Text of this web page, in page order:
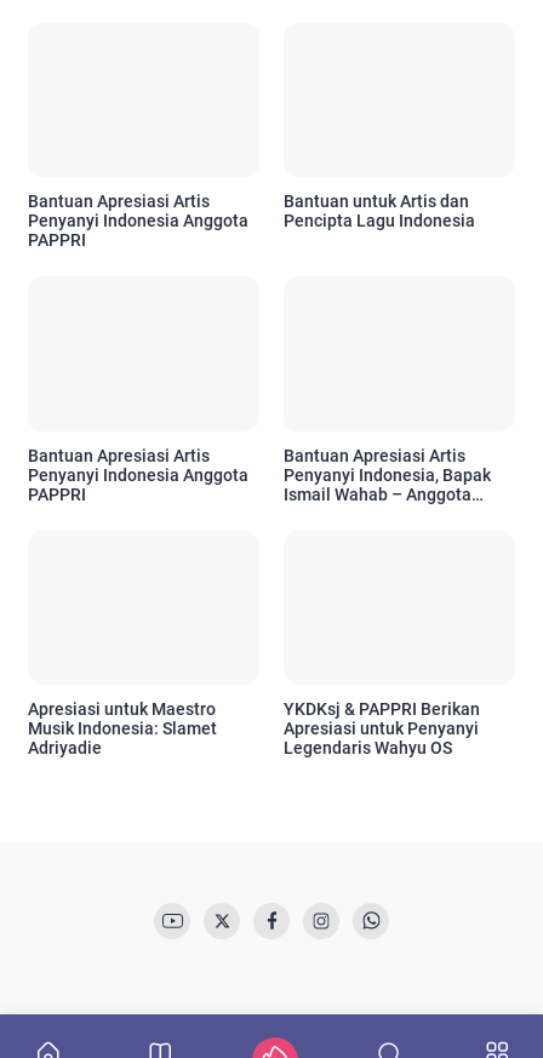
Bantuan Apresiasi Artis
Penyanyi Indonesia Anggota
PAPPRI
Bantuan untuk Artis dan
Pencipta Lagu Indonesia
Bantuan Apresiasi Artis
Penyanyi Indonesia Anggota
PAPPRI
Bantuan Apresiasi Artis
Penyanyi Indonesia, Bapak
Ismail Wahab – Anggota
Apresiasi untuk Maestro
Musik Indonesia: Slamet
Adriyadie
YKDKsj & PAPPRI Berikan
Apresiasi untuk Penyanyi
Legendaris Wahyu OS